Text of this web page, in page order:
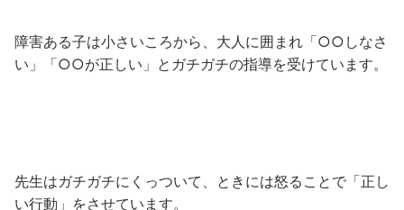
障害ある子は小さいころから、大人に囲まれ「○○しなさ
い」「○○が正しい」とガチガチの指導を受けています。
先生はガチガチにくっついて、ときには怒ることで「正し
い行動」をさせています。